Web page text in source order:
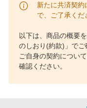
新たに共済契
で、ご了承くだ
以下は、商品の概要
のしおり(約款)」でご
ご自身の契約につい
確認ください。